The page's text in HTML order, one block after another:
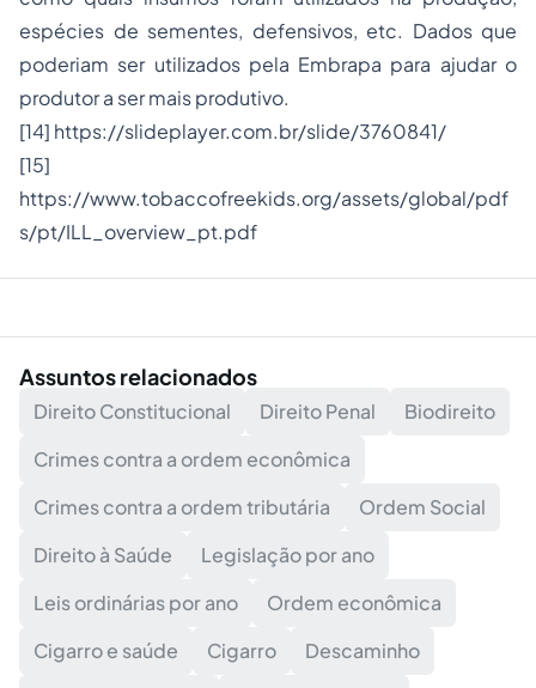
espécies de sementes, defensivos, etc. Dados que
poderiam ser utilizados pela Embrapa para ajudar o
produtor a ser mais produtivo.
[14] https://slideplayer.com.br/slide/3760841/
[15]
https://www.tobaccofreekids.org/assets/global/pdf
s/pt/ILL_overview_pt.pdf
Assuntos relacionados
Direito Constitucional Direito Penal
Biodireito
Crimes contra a ordem econômica
Crimes contra a ordem tributária
Ordem Social
Direito à Saúde
Legislação por ano
Leis ordinárias por ano
Ordem econômica
Cigarro e saúde
Cigarro
Descaminho